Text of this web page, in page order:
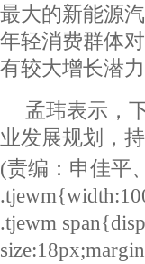
最大的新能源
年轻消费群体
有较大增长潜力
孟玮表示，
业发展规划，
(责编：申佳平
.tjewm